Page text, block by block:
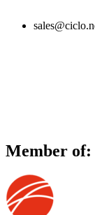
Member of: